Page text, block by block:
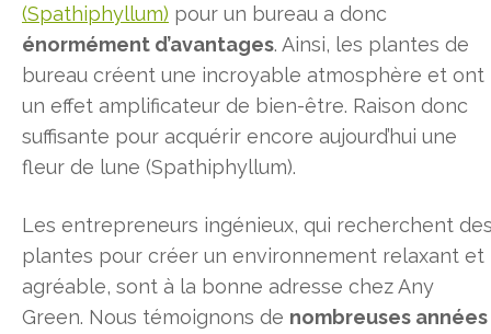
(Spathiphyllum) pour un bureau a donc
énormément d’avantages. Ainsi, les plantes de
bureau créent une incroyable atmosphère et ont
un effet amplificateur de bien-être. Raison donc
suffisante pour acquérir encore aujourd’hui une
fleur de lune (Spathiphyllum).
Les entrepreneurs ingénieux, qui recherchent
plantes pour créer un environnement relaxant et
agréable, sont à la bonne adresse chez Any
Green. Nous témoignons de nombreuses années